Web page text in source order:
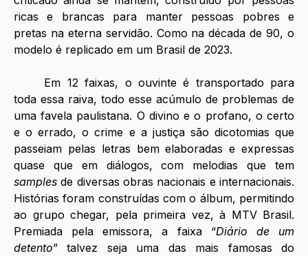
ricas e brancas para manter pessoas pobres e
pretas na eterna servidão. Como na década de 90, o
modelo é replicado em um Brasil de 2023.
toda essa raiva, todo esse acúmulo de problemas de
uma favela paulistana. O divino e o profano, o certo
e o errado, o crime e a justiça são dicotomias que
passeiam pelas letras bem elaboradas e expressas
samples de diversas obras nacionais e internacionais.
Histórias foram construídas com o álbum, permitindo
ao grupo chegar, pela primeira vez, à MTV Brasil.
Premiada pela emissora, a faixa “Diário de um
detento” talvez seja uma das mais famosas do